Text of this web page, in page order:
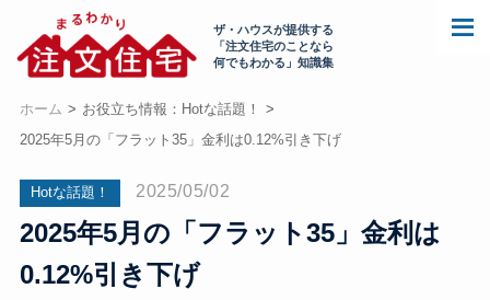
ザ・ハウスが提供する
「注文住宅のことなら
何でもわかる」知識集
ホーム
お役立ち情報：Hotな話題！
2025年5月の「フラット35」金利は0.12%引き下げ
Hotな話題！ 2025/05/02
2025年5月の「フラット35」金利は
0.12%引き下げ